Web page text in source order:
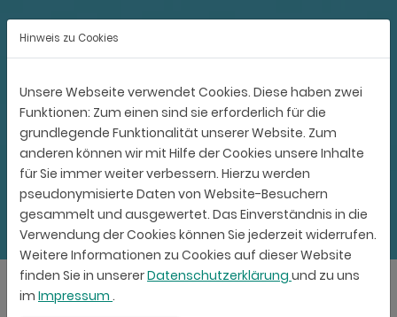
Hinweis zu Cookies
Unsere Webseite verwendet Cookies. Diese haben zwei
Funktionen: Zum einen sind sie erforderlich für die
grundlegende Funktionalität unserer Website. Zum
anderen können wir mit Hilfe der Cookies unsere Inhalte
für Sie immer weiter verbessern. Hierzu werden
pseudonymisierte Daten von Website-Besuchern
gesammelt und ausgewertet. Das Einverständnis in die
Verwendung der Cookies können Sie jederzeit widerrufen.
Weitere Informationen zu Cookies auf dieser Website
finden Sie in unsererDatenschutzerklärung und zu uns
im Impressum .